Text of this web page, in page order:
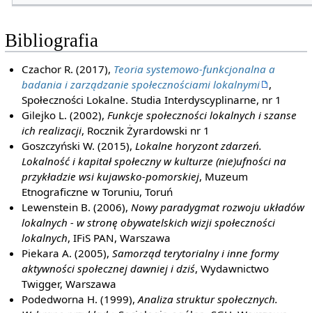
Bibliografia
Czachor R. (2017), Teoria systemowo-funkcjonalna a
badania i zarządzanie społecznościami lokalnymi
,
Społeczności Lokalne. Studia Interdyscyplinarne, nr 1
Gilejko L. (2002),Funkcje społeczności lokalnych i szanse
ich realizacji, Rocznik Żyrardowski nr 1
Goszczyński W. (2015),Lokalne horyzont zdarzeń.
Lokalność i kapitał społeczny w kulturze (nie)ufności na
przykładzie wsi kujawsko-pomorskiej, Muzeum
Etnograficzne w Toruniu, Toruń
Lewenstein B. (2006),Nowy paradygmat rozwoju układów
lokalnych - w stronę obywatelskich wizji społeczności
lokalnych, IFiS PAN, Warszawa
Piekara A. (2005),Samorząd terytorialny i inne formy
aktywności społecznej dawniej i dziś, Wydawnictwo
Twigger, Warszawa
Podedworna H. (1999),Analiza struktur społecznych.